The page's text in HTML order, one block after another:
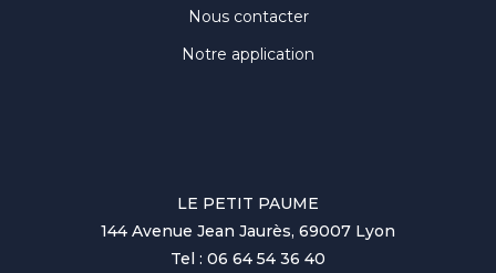
Nous contacter
Notre application
LE PETIT PAUME
144 Avenue Jean Jaurès, 69007 Lyon
Tel : 06 64 54 36 40